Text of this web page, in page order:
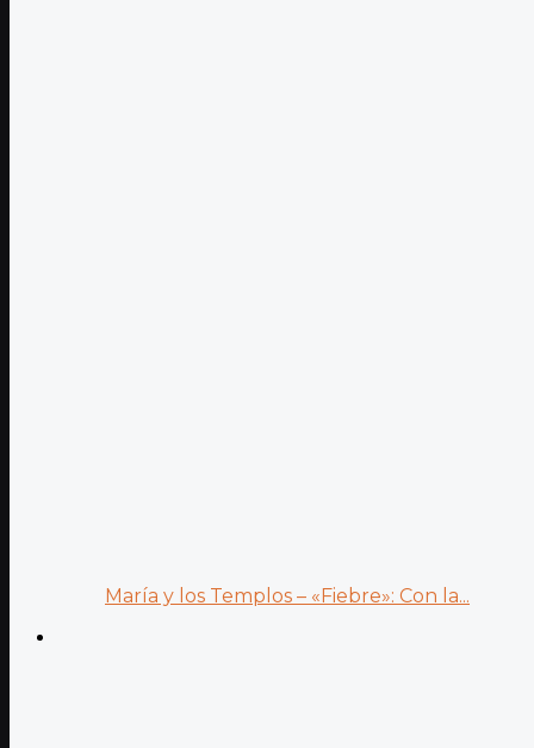
María y los Templos – «Fiebre»: Con la...